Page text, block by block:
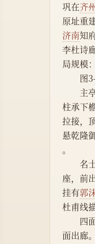
巩在齐
原址重建
济南知
李杜诗
局规模
图3-
主亭
柱承下
拉接，
悬乾隆
。
名士
座，前
挂有郭
杜甫线
四面
面出廊